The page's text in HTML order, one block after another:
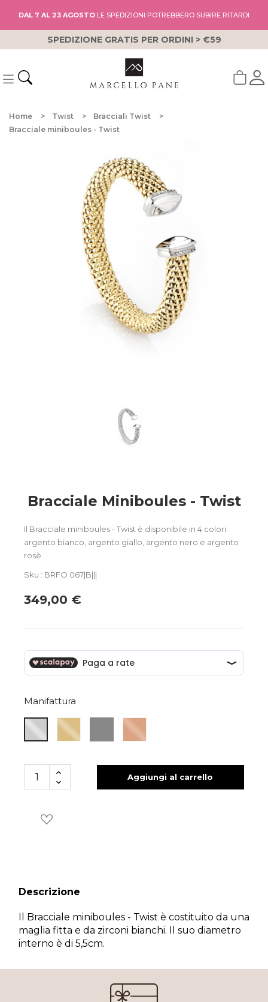
DAL 7 AL 23 AGOSTO LE SPEDIZIONI POTREBBERO SUBIRE RITARDI
SPEDIZIONE GRATIS PER ORDINI > €59
Home Twist
Bracciali Twist
Bracciale miniboules - Twist
Bracciale Miniboules - Twist
Il Bracciale miniboules - Twist è disponibile in 4 colori:
argento bianco, argento giallo, argento nero e argento
rosè.
Sku : BRFO 067|B|||
349,00 €
Manifattura
ARGENTO
BIANCO
ARGENTO
GIALLO
ARGENTO
NERO ROSA
Aggiungi al carrello
Descrizione
Il Bracciale miniboules - Twist è costituito da una
maglia fitta e da zirconi bianchi. Il suo diametro
interno è di 5,5cm.
Wishlist